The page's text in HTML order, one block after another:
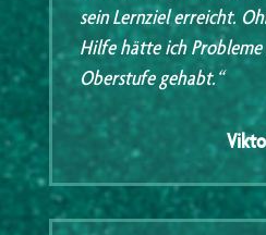
sein Lernziel erreicht.
Hilfe hätte ich
Oberstufe gehabt.“